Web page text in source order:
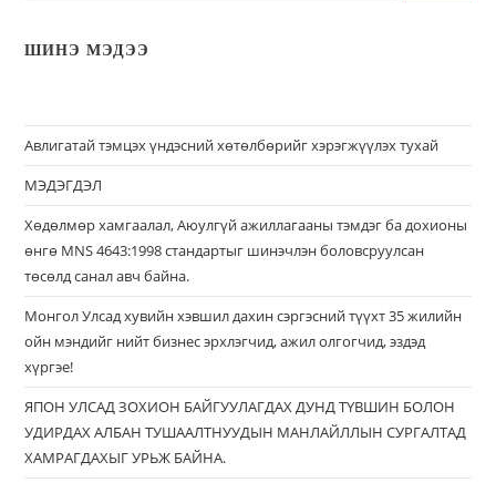
ШИНЭ МЭДЭЭ
Авлигатай тэмцэх үндэсний хөтөлбөрийг хэрэгжүүлэх тухай
МЭДЭГДЭЛ
Хөдөлмөр хамгаалал, Аюулгүй ажиллагааны тэмдэг ба дохионы
өнгө MNS 4643:1998 стандартыг шинэчлэн боловсруулсан
төсөлд санал авч байна.
Монгол Улсад хувийн хэвшил дахин сэргэсний түүхт 35 жилийн
ойн мэндийг нийт бизнес эрхлэгчид, ажил олгогчид, эздэд
хүргэе!
ЯПОН УЛСАД ЗОХИОН БАЙГУУЛАГДАХ ДУНД ТҮВШИН БОЛОН
УДИРДАХ АЛБАН ТУШААЛТНУУДЫН МАНЛАЙЛЛЫН СУРГАЛТАД
ХАМРАГДАХЫГ УРЬЖ БАЙНА.